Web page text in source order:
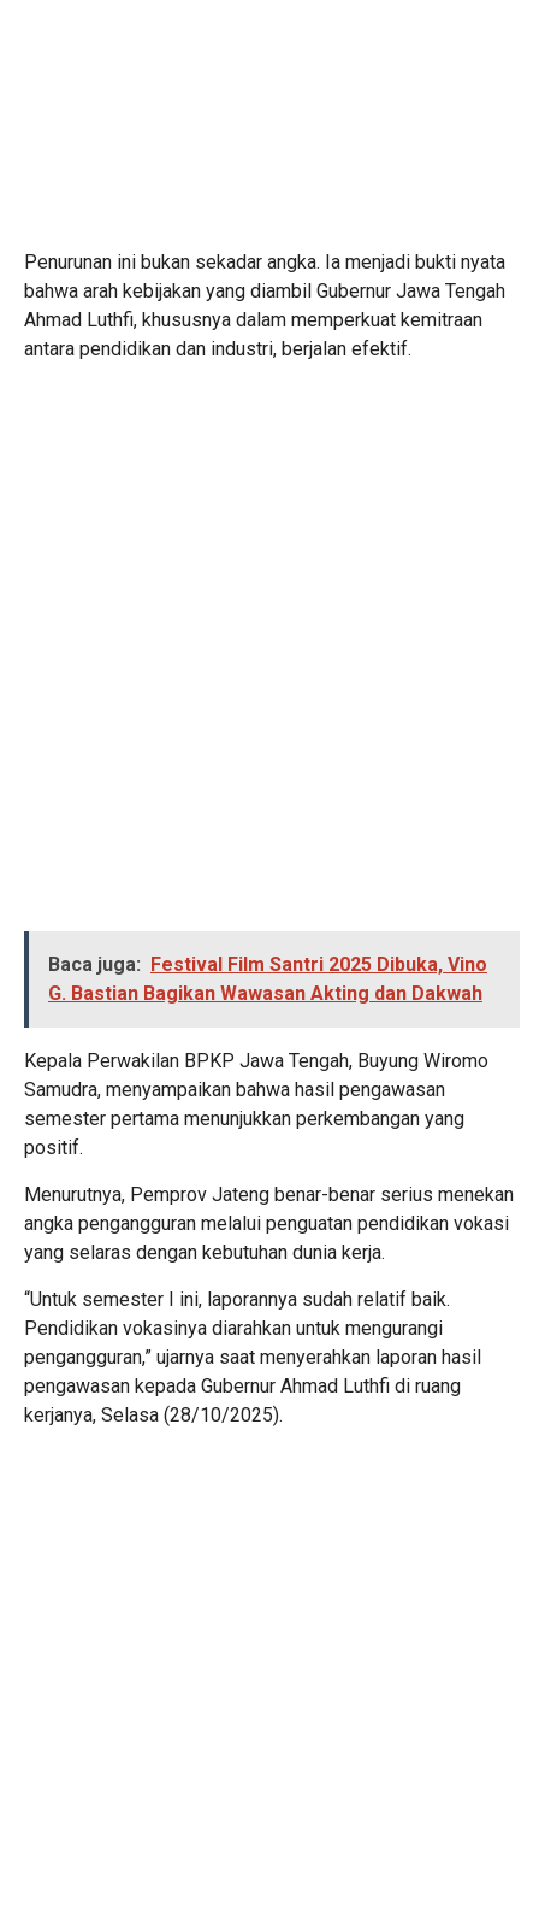
Penurunan ini bukan sekadar angka. Ia menjadi bukti nyata
bahwa arah kebijakan yang diambil Gubernur Jawa Tengah
Ahmad Luthfi, khususnya dalam memperkuat kemitraan
antara pendidikan dan industri, berjalan efektif.
Baca juga: Festival Film Santri 2025 Dibuka, Vino
G. Bastian Bagikan Wawasan Akting dan Dakwah
Kepala Perwakilan BPKP Jawa Tengah, Buyung Wiromo
Samudra, menyampaikan bahwa hasil pengawasan
semester pertama menunjukkan perkembangan yang
positif.
Menurutnya, Pemprov Jateng benar-benar serius menekan
angka pengangguran melalui penguatan pendidikan vokasi
yang selaras dengan kebutuhan dunia kerja.
“Untuk semester I ini, laporannya sudah relatif baik.
Pendidikan vokasinya diarahkan untuk mengurangi
pengangguran,” ujarnya saat menyerahkan laporan hasil
pengawasan kepada Gubernur Ahmad Luthfi di ruang
kerjanya, Selasa (28/10/2025).